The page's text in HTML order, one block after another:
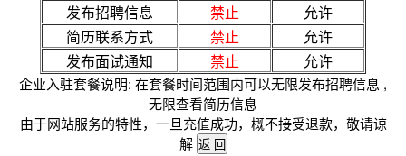
发布招聘信息
禁止
允许
简历联系方式
禁止
允许
发布面试通知
禁止 允许
企业入驻套餐说明: 在套餐时间范围内可以无限发布招聘信息 ,
无限查看简历信息
由于网站服务的特性，一旦充值成功，概不接受退款，敬请谅
解